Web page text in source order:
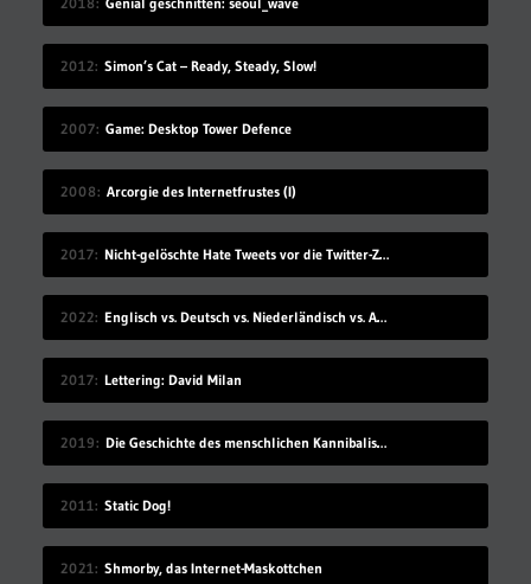
2012 Simon’s Cat – Ready, Steady, Slow!
2007 Game: Desktop Tower Defence
2008 Arcorgie des Internetfrustes (I)
2017 Nicht-gelöschte Hate Tweets vor die Twitter-Zentrale gesprüht
2022 Englisch vs. Deutsch vs. Niederländisch vs. Afrikaans
2017 Lettering: David Milan
2019 Die Geschichte des menschlichen Kannibalismus
2011 Static Dog!
2021 Shmorby, das Internet-Maskottchen